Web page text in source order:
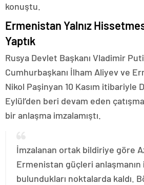
konuştu.
Ermenistan Yalnız
Yaptık
Rusya Devlet Başkanı Vladimir
Cumhurbaşkanı İlham Aliyev ve
Nikol Paşinyan 10 Kasım itibariyle
Eylül’den beri devam eden
bir anlaşma imzalamıştı.
İmzalanan ortak bildiriye göre
Ermenistan güçleri anlaşmanın
bulundukları noktalarda kaldı.